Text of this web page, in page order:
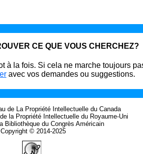
CE QUE VOUS CHERCHEZ?
à la fois. Si cela ne marche toujours
avec vos demandes ou suggestions.
de La Propriété Intellectuelle du Canada
la Propriété Intellectuelle du Royaume-Uni
Bibliothèque du Congrès Américain
Copyright © 2014-2025